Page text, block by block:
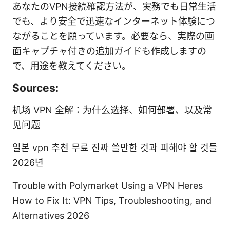
あなたのVPN接続確認方法が、実務でも日常生活
でも、より安全で迅速なインターネット体験につ
ながることを願っています。必要なら、実際の画
面キャプチャ付きの追加ガイドも作成しますの
で、用途を教えてください。
Sources:
机场 VPN 全解：为什么选择、如何部署、以及常
见问题
일본 vpn 추천 무료 진짜 쓸만한 것과 피해야 할 것들
2026년
Trouble with Polymarket Using a VPN Heres
How to Fix It: VPN Tips, Troubleshooting, and
Alternatives 2026